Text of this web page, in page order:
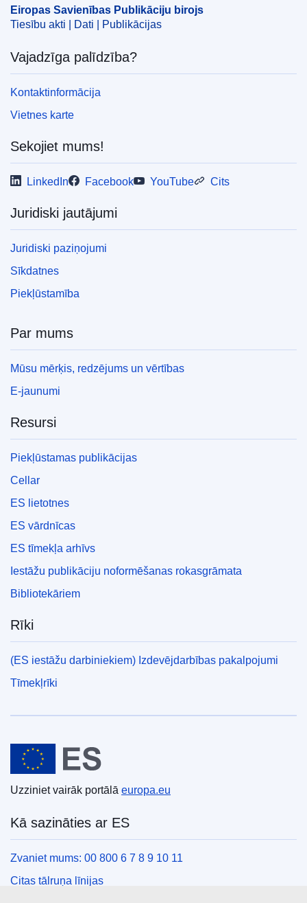
Eiropas Savienības Publikāciju birojs
Tiesību akti | Dati | Publikācijas
Vajadzīga palīdzība?
Kontaktinformācija
Vietnes karte
Sekojiet mums!
LinkedIn Facebook YouTube Cits
Juridiski jautājumi
Juridiski paziņojumi
Sīkdatnes
Piekļūstamība
Par mums
Mūsu mērķis, redzējums un vērtības
E-jaunumi
Resursi
Piekļūstamas publikācijas
Cellar
ES lietotnes
ES vārdnīcas
ES tīmekļa arhīvs
Iestāžu publikāciju noformēšanas rokasgrāmata
Bibliotekāriem
Rīki
(ES iestāžu darbiniekiem) Izdevējdarbības pakalpojumi
Tīmekļrīki
Eiropas Savienība
Uzziniet vairāk portālā europa.eu
Kā sazināties ar ES
Zvaniet mums: 00 800 6 7 8 9 10 11
Citas tālruņa līnijas